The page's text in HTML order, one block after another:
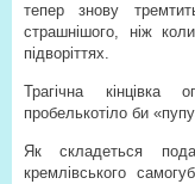
тепер знову
страшнішого, ніж
підворіттях.
Трагічна
пробелькотіло би
Як складеться
кремлівського